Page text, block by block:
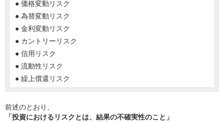
● 価格変動リスク
● 為替変動リスク
● 金利変動リスク
● カントリーリスク
● 信用リスク
● 流動性リスク
● 繰上償還リスク
前述のとおり、
「投資におけるリスクとは、結果の不確実性のこと」